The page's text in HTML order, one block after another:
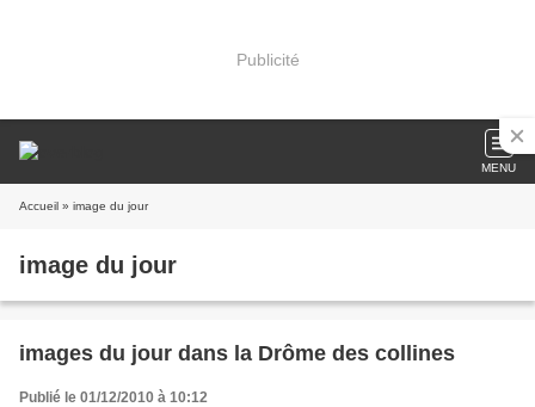
Publicité
MENU
Accueil » image du jour
image du jour
images du jour dans la Drôme des collines
Publié le 01/12/2010 à 10:12